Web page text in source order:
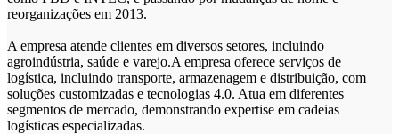
reorganizações em 2013.
A empresa atende clientes em diversos setores, incluindo
agroindústria, saúde e varejo.A empresa oferece serviços de
logística, incluindo transporte, armazenagem e distribuição, com
soluções customizadas e tecnologias 4.0. Atua em diferentes
segmentos de mercado, demonstrando expertise em cadeias
logísticas especializadas.